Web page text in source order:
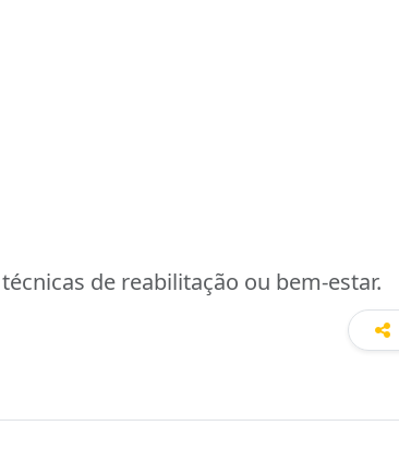
de reabilitação ou bem-estar.